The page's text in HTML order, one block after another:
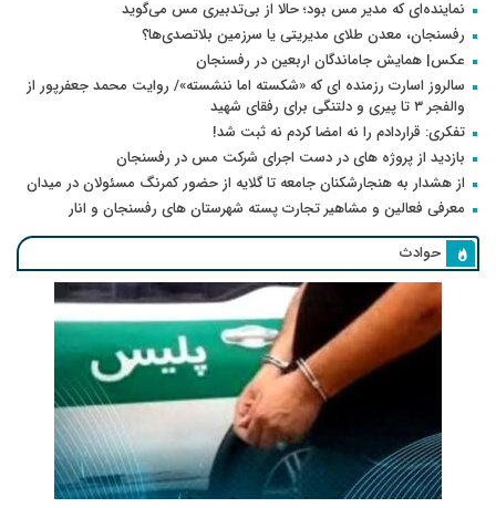
نماینده‌ای که مدیر مس بود؛ حالا از بی‌تدبیری مس می‌گوید
رفسنجان، معدن طلای مدیریتی یا سرزمین بلاتصدی‌ها؟
عکس| همایش جاماندگان اربعین در رفسنجان
سالروز اسارت رزمنده ای که «شکسته اما ننشسته»/ روایت محمد جعفرپور از
والفجر ۳ تا پیری و دلتنگی برای رفقای شهید
تفکری: قراردادم را نه امضا کردم نه ثبت شد!
بازدید از پروژه های در دست اجرای شرکت مس در رفسنجان
از هشدار به هنجارشکنان جامعه تا گلایه از حضور کمرنگ مسئولان در میدان
معرفی فعالین و مشاهیر تجارت پسته شهرستان های رفسنجان و انار
حوادث